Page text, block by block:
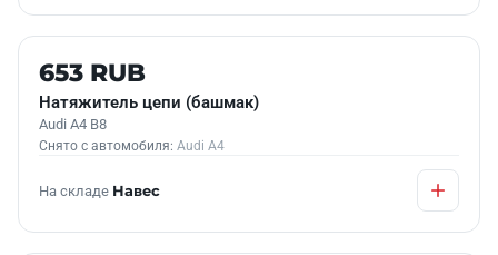
Б/У В НАЛИЧИИ
653 RUB
Натяжитель цепи (башмак)
Audi A4 B8
Снято с автомобиля: Audi A4
На складе Навес